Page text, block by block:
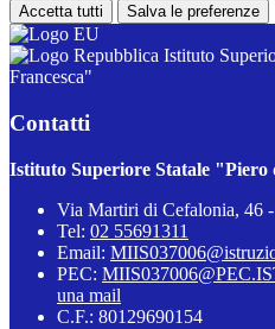
Accetta tutti Salva le preferenze
Istituto
Francesca"
Contatti
Istituto Superiore Statale "Piero
Via Martiri di Cefalonia, 46
Tel: 02 55691311
Email:
PEC:
una mail
C.F.: 80129690154